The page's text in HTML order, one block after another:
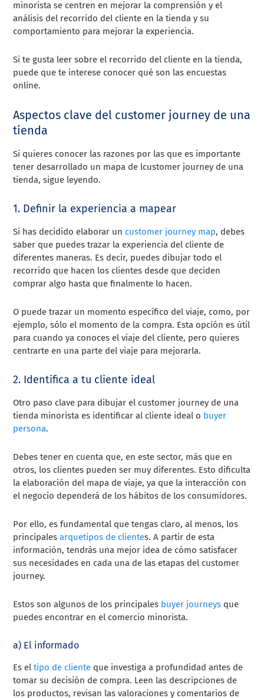
minorista se centren en mejorar la comprensión y el
análisis del recorrido del cliente en la tienda y su
comportamiento para mejorar la experiencia.
Si te gusta leer sobre el recorrido del cliente en la tienda,
puede que te interese conocer qué son las encuestas
online.
Aspectos clave del customer journey de una
tienda
Si quieres conocer las razones por las que es importante
tener desarrollado un mapa de lcustomer journey de una
tienda, sigue leyendo.
1. Definir la experiencia a mapear
Si has decidido elaborar un customer journey map, debes
saber que puedes trazar la experiencia del cliente de
diferentes maneras. Es decir, puedes dibujar todo el
recorrido que hacen los clientes desde que deciden
comprar algo hasta que finalmente lo hacen.
O puede trazar un momento específico del viaje, como, por
ejemplo, sólo el momento de la compra. Esta opción es útil
para cuando ya conoces el viaje del cliente, pero quieres
centrarte en una parte del viaje para mejorarla.
2. Identifica a tu cliente ideal
Otro paso clave para dibujar el customer journey de una
tienda minorista es identificar al cliente ideal o buyer
persona.
Debes tener en cuenta que, en este sector, más que en
otros, los clientes pueden ser muy diferentes. Esto dificulta
la elaboración del mapa de viaje, ya que la interacción con
el negocio dependerá de los hábitos de los consumidores.
Por ello, es fundamental que tengas claro, al menos, los
principalesarquetipos de clientes. A partir de esta
información, tendrás una mejor idea de cómo satisfacer
sus necesidades en cada una de las etapas del customer
journey.
Estos son algunos de los principales buyer journeys que
puedes encontrar en el comercio minorista.
a) El informado
Es eltipo de cliente que investiga a profundidad antes de
tomar su decisión de compra. Leen las descripciones de
los productos, revisan las valoraciones y comentarios de